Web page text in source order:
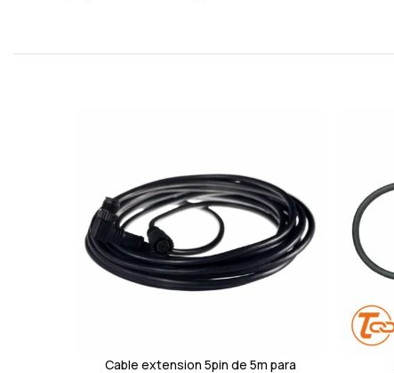
Cable extension 5pin de 5m para